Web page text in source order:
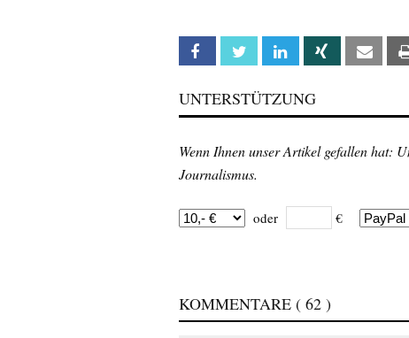
Facebook Twitter Linkedin Xing Email
UNTERSTÜTZUNG
Wenn Ihnen unser Artikel gefallen hat:
Journalismus.
oder €
KOMMENTARE ( 62 )